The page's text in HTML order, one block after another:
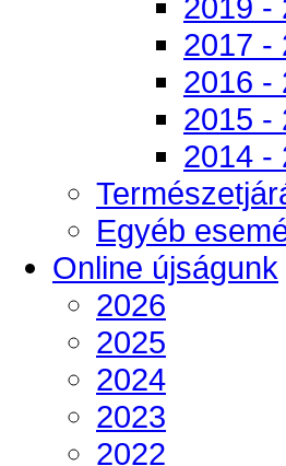
2017 -
2016 -
2015 -
2014 -
Egyéb
Online újságunk
2026
2025
2024
2023
2022